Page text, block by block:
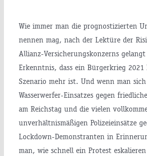
Wie immer man die prognostizierten
nennen mag, nach der Lektüre der
Allianz-Versicherungskonzerns
Erkenntnis, dass ein Bürgerkrieg 2021
Szenario mehr ist. Und wenn man
Wasserwerfer-Einsatzes gegen
am Reichstag und die vielen
unverhältnismäßigen Polizeieinsätze
Lockdown-Demonstranten in
man, wie schnell ein Protest